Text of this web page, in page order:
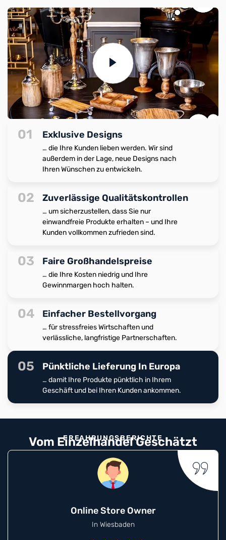
01 Exklusive Designs
… die Ihre Kunden lieben werden. Wir sind
außerdem in der Lage, neue Designs nach
Ihren Wünschen zu entwickeln.
02 Zuverlässige Qualitätskontrollen
… um sicherzustellen, dass Sie nur
einwandfreie Produkte erhalten – und Ihre
Kunden vollkommen zufrieden sind.
03 Faire Großhandelspreise
… die Ihre Kosten niedrig und Ihre
Gewinnmargen hoch halten.
04 Einfacher Bestellvorgang
… für stressfreies Wirtschaften und
verlässliche, langfristige Partnerschaften.
05 Pünktliche Lieferung In Europa
… damit Ihre Produkte pünktlich in Ihrem
Geschäft und bei Ihren Kunden ankommen.
ERFAHRUNGSBERICHTE
Vom Einzelhandel Geschätzt
Online Store Owner
In Wiesbaden